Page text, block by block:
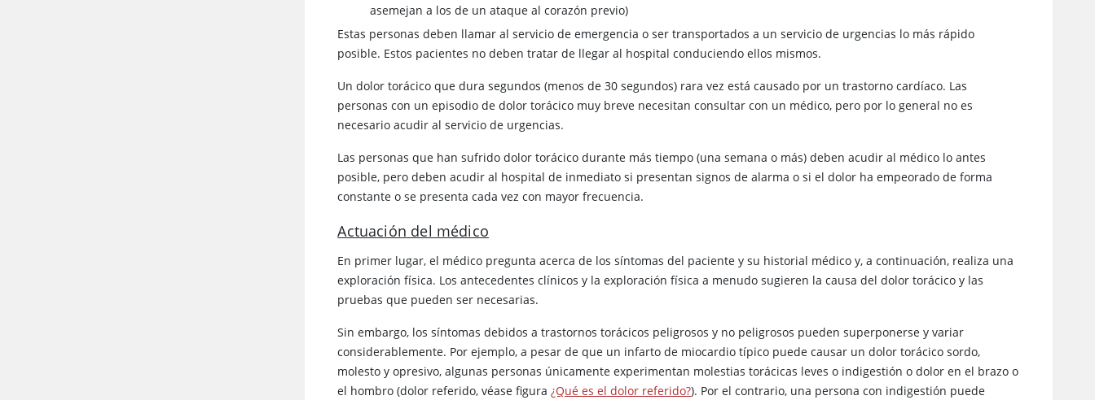
asemejan a los de un ataque al corazón previo)
Estas personas deben llamar al servicio de emergencia o ser transportados a un servicio de urgencias lo más rápido
posible. Estos pacientes no deben tratar de llegar al hospital conduciendo ellos mismos.
Un dolor torácico que dura segundos (menos de 30 segundos) rara vez está causado por un trastorno cardíaco. Las
personas con un episodio de dolor torácico muy breve necesitan consultar con un médico, pero por lo general no es
necesario acudir al servicio de urgencias.
Las personas que han sufrido dolor torácico durante más tiempo (una semana o más) deben acudir al médico lo antes
posible, pero deben acudir al hospital de inmediato si presentan signos de alarma o si el dolor ha empeorado de forma
constante o se presenta cada vez con mayor frecuencia.
Actuación del médico
En primer lugar, el médico pregunta acerca de los síntomas del paciente y su historial médico y, a continuación, realiza una
exploración física. Los antecedentes clínicos y la exploración física a menudo sugieren la causa del dolor torácico y las
pruebas que pueden ser necesarias.
Sin embargo, los síntomas debidos a trastornos torácicos peligrosos y no peligrosos pueden superponerse y variar
considerablemente. Por ejemplo, a pesar de que un infarto de miocardio típico puede causar un dolor torácico sordo,
molesto y opresivo, algunas personas únicamente experimentan molestias torácicas leves o indigestión o dolor en el brazo o
el hombro (dolor referido, véase figura¿Qué es el dolor referido?). Por el contrario, una persona con indigestión puede